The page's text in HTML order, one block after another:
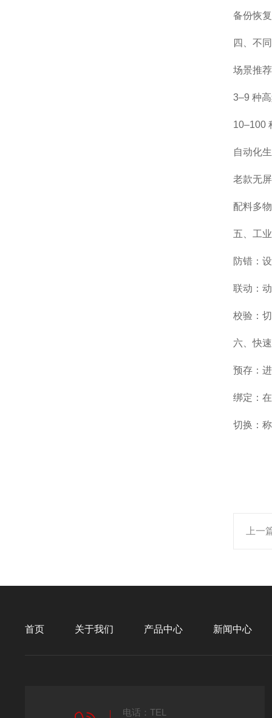
备份恢
四、不
场景推
3–9 种
10–100
自动化
老款无
配料多
五、工
防错：
联动：
校验：
六、快
预存：
绑定：
切换：
上一
首页 关于我们 产品中心 新闻中心
电话：TEL